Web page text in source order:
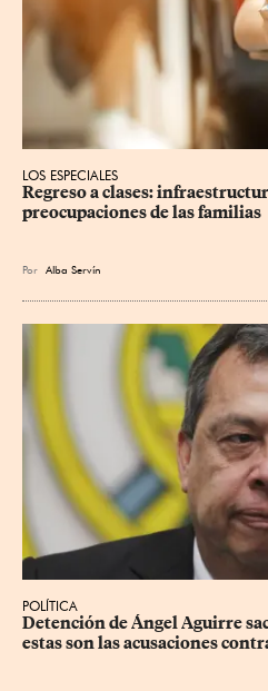
LOS ESPECIALES
Regreso a clases:
preocupaciones de las familias
Por Alba Servín
POLÍTICA
Detención de Ángel Aguirre
estas son las acusaciones